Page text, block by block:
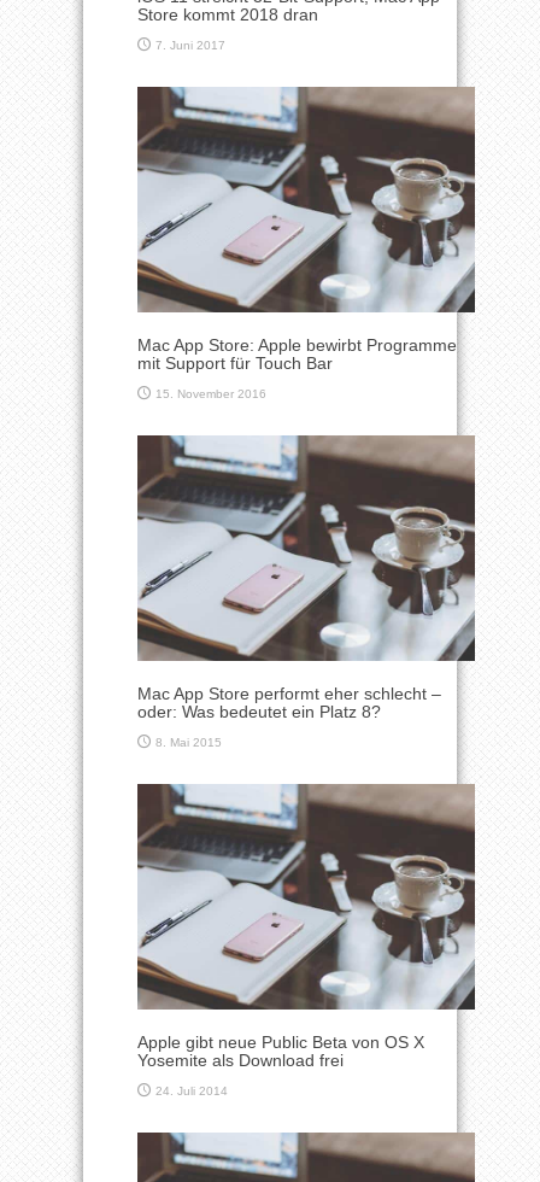
Store kommt 2018 dran
7. Juni 2017
Mac App Store: Apple bewirbt Programme
mit Support für Touch Bar
15. November 2016
Mac App Store performt eher schlecht –
oder: Was bedeutet ein Platz 8?
8. Mai 2015
Apple gibt neue Public Beta von OS X
Yosemite als Download frei
24. Juli 2014